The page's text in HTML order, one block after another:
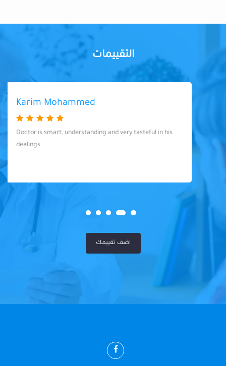
التقييمات
Karim Mohammed
Doctor is smart, understanding and very tasteful in his
dealings
اضف تقييمك